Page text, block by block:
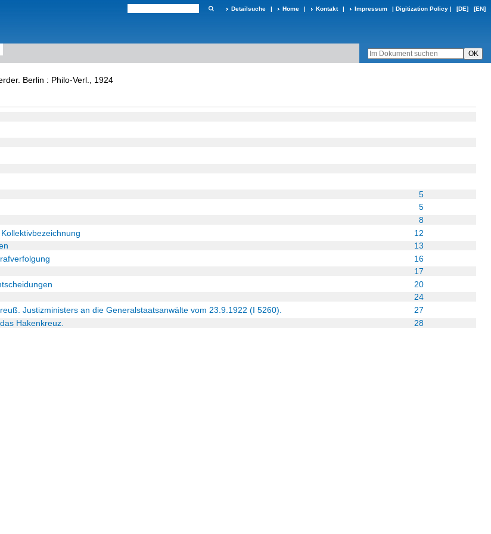
Detailsuche | Home | Kontakt | Impressum | Digitization Policy | [DE] [EN]
Berlin : Philo-Verl., 1924
5
5
8
12
13
16
17
20
24
27
Justizministers an die Generalstaatsanwälte vom 23.9.1922 (I 5260).
28
Hakenkreuz.